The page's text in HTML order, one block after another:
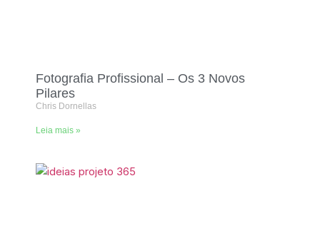
Fotografia Profissional – Os 3 Novos
Pilares
Chris Dornellas
Leia mais »